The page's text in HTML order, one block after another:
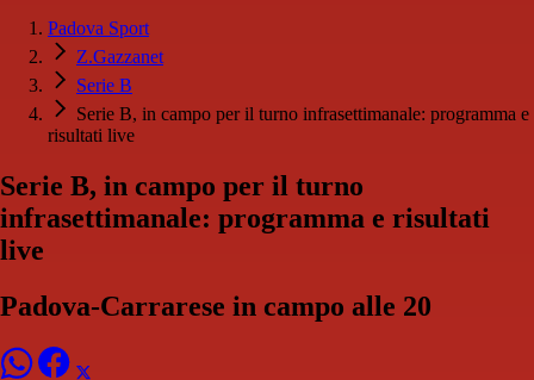
Padova Sport
Z.Gazzanet
Serie B
Serie B, in campo per il turno infrasettimanale: programma e
risultati live
Serie B, in campo per il turno
infrasettimanale: programma e risultati
live
Padova-Carrarese in campo alle 20